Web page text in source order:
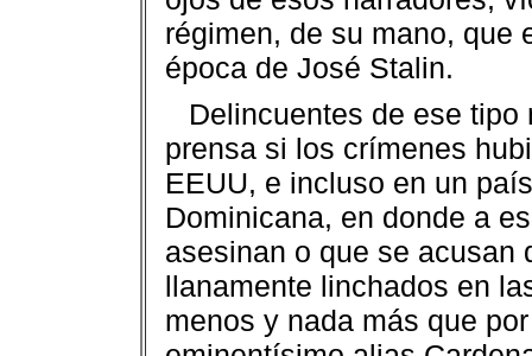
régimen, de su mano, que
época de José Stalin.
Delincuentes de ese
prensa si los crímenes
EEUU, e incluso en un
Dominicana, en donde a
asesinan o que se acusan
llanamente linchados en
menos y nada más que